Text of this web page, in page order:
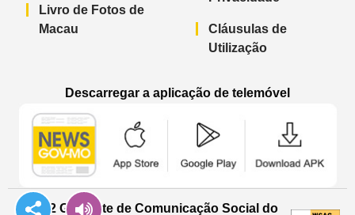
Livro de Fotos de
Macau
Cláusulas de
Utilização
Descarregar a aplicação de telemóvel
© 2022 Gabinete de Comunicação Social do